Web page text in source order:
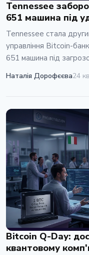
Tennessee
651 машина під
Tennessee стала
управлiння Bitcoin-
651 машина пiд
Наталія Дорофєєва24
Bitcoin Q-Day:
квантовому